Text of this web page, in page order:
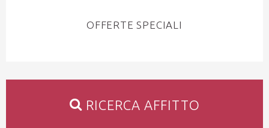
OFFERTE SPECIALI
RICERCA AFFITTO